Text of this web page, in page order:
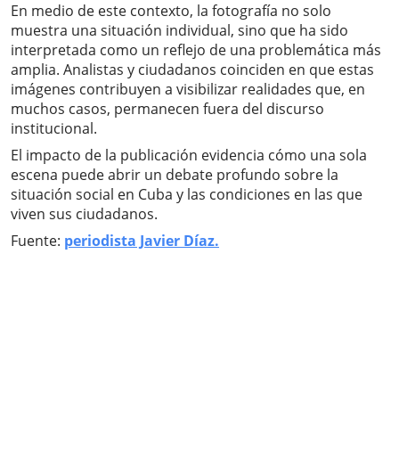
En medio de este contexto, la fotografía no solo
muestra una situación individual, sino que ha sido
interpretada como un reflejo de una problemática más
amplia. Analistas y ciudadanos coinciden en que estas
imágenes contribuyen a visibilizar realidades que, en
muchos casos, permanecen fuera del discurso
institucional.
El impacto de la publicación evidencia cómo una sola
escena puede abrir un debate profundo sobre la
situación social en Cuba y las condiciones en las que
viven sus ciudadanos.
Fuente: periodista Javier Díaz.